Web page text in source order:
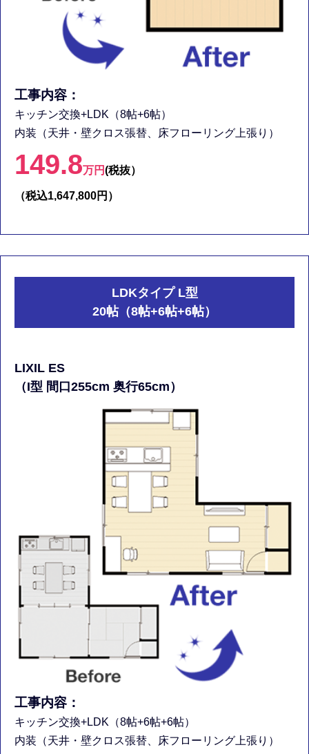
工事内容：
キッチン交換+LDK（8帖+6帖）
内装（天井・壁クロス張替、床フローリング上張り）
149.8万円(税抜）
（税込1,647,800円）
LDKタイプ L型
20帖（8帖+6帖+6帖）
LIXIL ES
（I型 間口255cm 奥行65cm）
工事内容：
キッチン交換+LDK（8帖+6帖+6帖）
内装（天井・壁クロス張替、床フローリング上張り）